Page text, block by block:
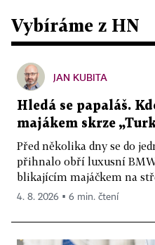
Vybíráme z HN
JAN KUBITA
Hledá se papaláš.
majákem skrze
Před několika dny se do
přihnalo obří luxusní
blikajícím majáčkem na
4. 8. 2026 ▪ 6 min. čtení